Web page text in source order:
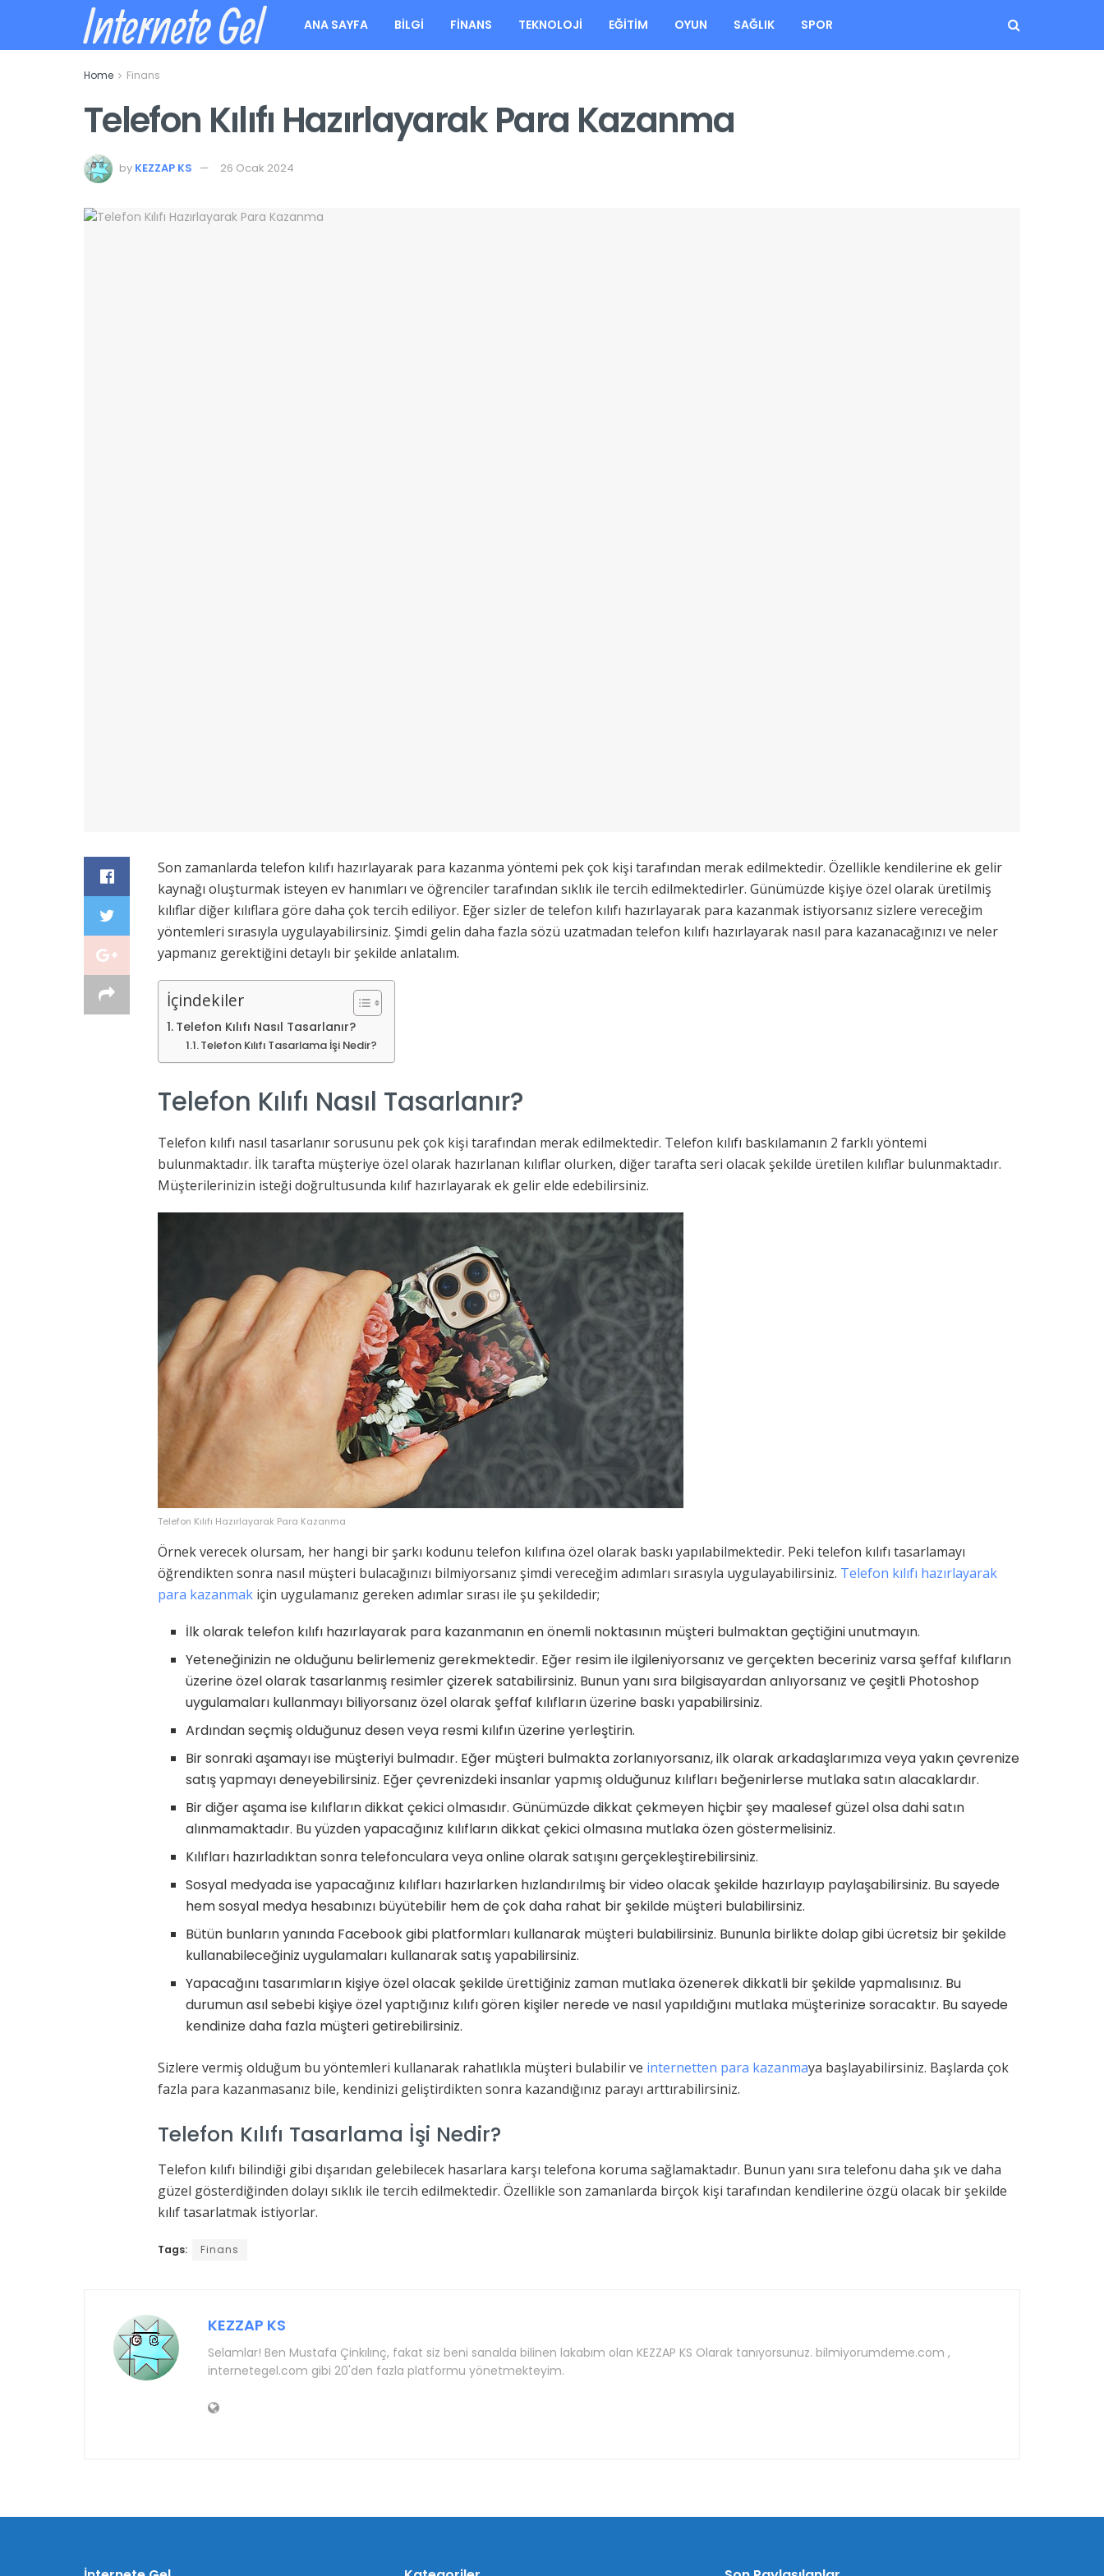
Internete Gel ANA SAYFA BILGI FINANS TEKNOLOJI EĞITIM OYUN SAĞLIK SPOR
Home Finans
Telefon Kılıfı Hazırlayarak Para Kazanma
by KEZZAP KS 26 Ocak 2024
Son zamanlarda telefon kılıfı hazırlayarak para kazanma yöntemi pek çok kişi tarafından merak edilmektedir. Özellikle kendilerine ek gelir
kaynağı oluşturmak isteyen ev hanımları ve öğrenciler tarafından sıklık ile tercih edilmektedirler. Günümüzde kişiye özel olarak üretilmiş
kılıflar diğer kılıflara göre daha çok tercih ediliyor. Eğer sizler de telefon kılıfı hazırlayarak para kazanmak istiyorsanız sizlere vereceğim
yöntemleri sırasıyla uygulayabilirsiniz. Şimdi gelin daha fazla sözü uzatmadan telefon kılıfı hazırlayarak nasıl para kazanacağınızı ve neler
yapmanız gerektiğini detaylı bir şekilde anlatalım.
İçindekiler
Telefon Kılıfı Nasıl Tasarlanır?
Telefon Kılıfı Tasarlama İşi Nedir?
Telefon Kılıfı Nasıl Tasarlanır?
Telefon kılıfı nasıl tasarlanır sorusunu pek çok kişi tarafından merak edilmektedir. Telefon kılıfı baskılamanın 2 farklı yöntemi
bulunmaktadır. İlk tarafta müşteriye özel olarak hazırlanan kılıflar olurken, diğer tarafta seri olacak şekilde üretilen kılıflar bulunmaktadır.
Müşterilerinizin isteği doğrultusunda kılıf hazırlayarak ek gelir elde edebilirsiniz.
Telefon Kılıfı Hazırlayarak Para Kazanma
Örnek verecek olursam, her hangi bir şarkı kodunu telefon kılıfına özel olarak baskı yapılabilmektedir. Peki telefon kılıfı tasarlamayı
öğrendikten sonra nasıl müşteri bulacağınızı bilmiyorsanız şimdi vereceğim adımları sırasıyla uygulayabilirsiniz. Telefon kılıfı hazırlayarak
para kazanmak için uygulamanız gereken adımlar sırası ile şu şekildedir;
İlk olarak telefon kılıfı hazırlayarak para kazanmanın en önemli noktasının müşteri bulmaktan geçtiğini unutmayın.
Yeteneğinizin ne olduğunu belirlemeniz gerekmektedir. Eğer resim ile ilgileniyorsanız ve gerçekten beceriniz varsa şeffaf kılıfların
üzerine özel olarak tasarlanmış resimler çizerek satabilirsiniz. Bunun yanı sıra bilgisayardan anlıyorsanız ve çeşitli Photoshop
uygulamaları kullanmayı biliyorsanız özel olarak şeffaf kılıfların üzerine baskı yapabilirsiniz.
Ardından seçmiş olduğunuz desen veya resmi kılıfın üzerine yerleştirin.
Bir sonraki aşamayı ise müşteriyi bulmadır. Eğer müşteri bulmakta zorlanıyorsanız, ilk olarak arkadaşlarımıza veya yakın çevrenize
satış yapmayı deneyebilirsiniz. Eğer çevrenizdeki insanlar yapmış olduğunuz kılıfları beğenirlerse mutlaka satın alacaklardır.
Bir diğer aşama ise kılıfların dikkat çekici olmasıdır. Günümüzde dikkat çekmeyen hiçbir şey maalesef güzel olsa dahi satın
alınmamaktadır. Bu yüzden yapacağınız kılıfların dikkat çekici olmasına mutlaka özen göstermelisiniz.
Kılıfları hazırladıktan sonra telefonculara veya online olarak satışını gerçekleştirebilirsiniz.
Sosyal medyada ise yapacağınız kılıfları hazırlarken hızlandırılmış bir video olacak şekilde hazırlayıp paylaşabilirsiniz. Bu sayede
hem sosyal medya hesabınızı büyütebilir hem de çok daha rahat bir şekilde müşteri bulabilirsiniz.
Bütün bunların yanında Facebook gibi platformları kullanarak müşteri bulabilirsiniz. Bununla birlikte dolap gibi ücretsiz bir şekilde
kullanabileceğiniz uygulamaları kullanarak satış yapabilirsiniz.
Yapacağını tasarımların kişiye özel olacak şekilde ürettiğiniz zaman mutlaka özenerek dikkatli bir şekilde yapmalısınız. Bu
durumun asıl sebebi kişiye özel yaptığınız kılıfı gören kişiler nerede ve nasıl yapıldığını mutlaka müşterinize soracaktır. Bu sayede
kendinize daha fazla müşteri getirebilirsiniz.
Sizlere vermiş olduğum bu yöntemleri kullanarak rahatlıkla müşteri bulabilir ve internetten para kazanmaya başlayabilirsiniz. Başlarda çok
fazla para kazanmasanız bile, kendinizi geliştirdikten sonra kazandığınız parayı arttırabilirsiniz.
Telefon Kılıfı Tasarlama İşi Nedir?
Telefon kılıfı bilindiği gibi dışarıdan gelebilecek hasarlara karşı telefona koruma sağlamaktadır. Bunun yanı sıra telefonu daha şık ve daha
güzel gösterdiğinden dolayı sıklık ile tercih edilmektedir. Özellikle son zamanlarda birçok kişi tarafından kendilerine özgü olacak bir şekilde
kılıf tasarlatmak istiyorlar.
Tags: Finans
KEZZAP KS
Selamlar! Ben Mustafa Çinkılınç, fakat siz beni sanalda bilinen lakabım olan KEZZAP KS Olarak tanıyorsunuz. bilmiyorumdeme.com ,
internetegel.com gibi 20'den fazla platformu yönetmekteyim.